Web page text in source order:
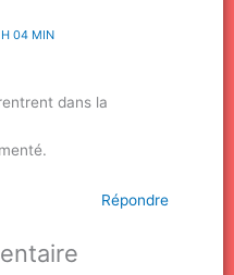
H 04 MIN
dans la
Répondre